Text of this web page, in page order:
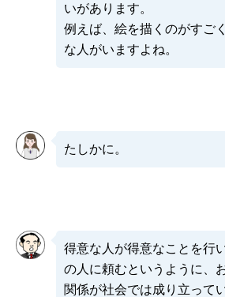
いがあります。
例えば、絵を描くのがすご
な人がいますよね。
たしかに。
得意な人が得意なことを行
の人に頼むというように、
関係が社会では成り立って